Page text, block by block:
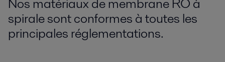
spirale sont conformes à toutes les
principales réglementations.